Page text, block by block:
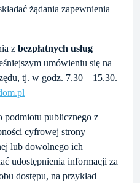
żądania zapewnienia
z bezpłatnych usług
umówieniu się na
tj. w godz. 7.30 – 15.30.
podmiotu publicznego z
cyfrowej strony
lub dowolnego ich
udostępnienia informacji za
dostępu, na przykład